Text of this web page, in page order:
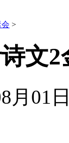
>
文
月01